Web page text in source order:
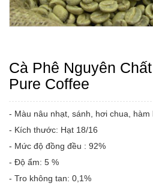
Cà Phê Nguyên
Pure Coffee
- Màu nâu nhạt, sánh, hơi chua,
- Kích thước: Hạt 18/16
- Mức độ đồng đều : 92%
- Độ ẩm: 5 %
- Tro không tan: 0,1%